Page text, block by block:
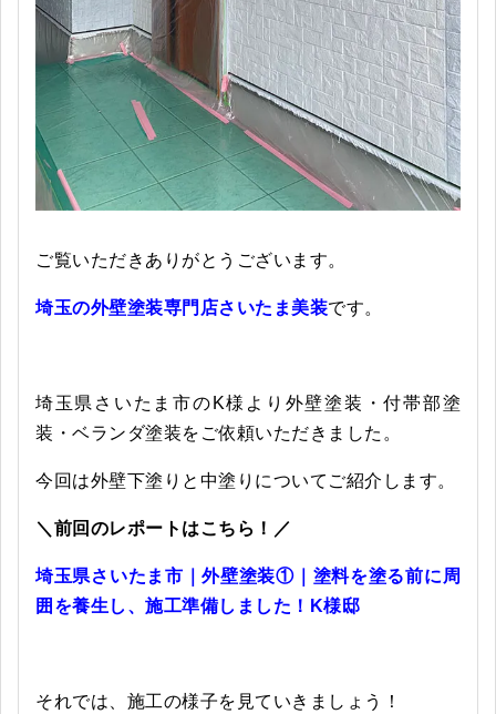
ご覧いただきありがとうございます。
埼玉の外壁塗装専門店さいたま美装です。
埼玉県さいたま市のK様より外壁塗装・付帯部塗
装・ベランダ塗装をご依頼いただきました。
今回は外壁下塗りと中塗りについてご紹介します。
＼前回のレポートはこちら！／
埼玉県さいたま市｜外壁塗装①｜塗料を塗る前に周
囲を養生し、施工準備しました！K様邸
それでは、施工の様子を見ていきましょう！